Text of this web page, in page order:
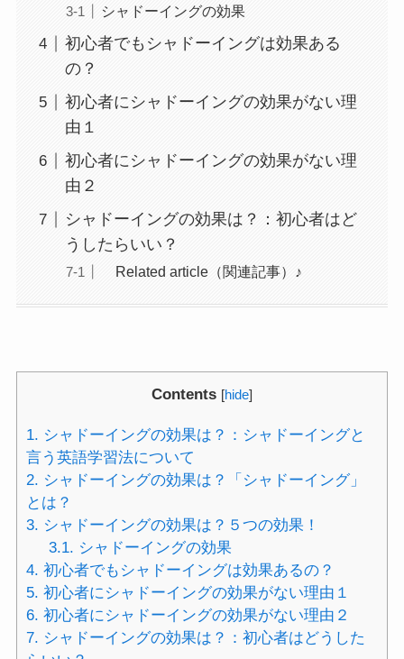
シャドーイングの効果
初心者でもシャドーイングは効果ある
の？
初心者にシャドーイングの効果がない理
由１
初心者にシャドーイングの効果がない理
由２
シャドーイングの効果は？：初心者はど
うしたらいい？
Related article（関連記事）♪
Contents [hide]
1. シャドーイングの効果は？：シャドーイングと
言う英語学習法について
2. シャドーイングの効果は？「シャドーイング」
とは？
3. シャドーイングの効果は？５つの効果！
3.1. シャドーイングの効果
4. 初心者でもシャドーイングは効果あるの？
5. 初心者にシャドーイングの効果がない理由１
6. 初心者にシャドーイングの効果がない理由２
7. シャドーイングの効果は？：初心者はどうした